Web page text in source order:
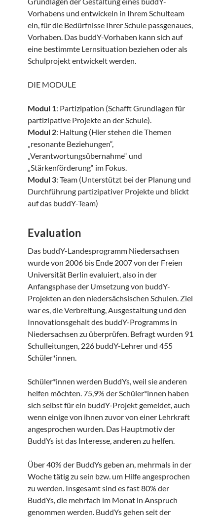
Vorhabens und entwickeln in Ihrem Schulteam
ein, für die Bedürfnisse Ihrer Schule passgenaues,
Vorhaben. Das buddY-Vorhaben kann sich auf
eine bestimmte Lernsituation beziehen oder als
Schulprojekt entwickelt werden.
DIE MODULE
Modul 1: Partizipation (Schafft Grundlagen für
partizipative Projekte an der Schule).
Modul 2: Haltung (Hier stehen die Themen
„resonante Beziehungen“,
„Verantwortungsübernahme“ und
„Stärkenförderung“ im Fokus.
Modul 3: Team (Unterstützt bei der Planung und
Durchführung partizipativer Projekte und blickt
auf das buddY-Team)
Evaluation
Das buddY-Landesprogramm Niedersachsen
wurde von 2006 bis Ende 2007 von der Freien
Universität Berlin evaluiert, also in der
Anfangsphase der Umsetzung von buddY-
Projekten an den niedersächsischen Schulen. Ziel
war es, die Verbreitung, Ausgestaltung und den
Innovationsgehalt des buddY-Programms in
Niedersachsen zu überprüfen. Befragt wurden 91
Schulleitungen, 226 buddY-Lehrer und 455
Schüler*innen.
Schüler*innen werden BuddYs, weil sie anderen
helfen möchten. 75,9% der Schüler*innen haben
sich selbst für ein buddY-Projekt gemeldet, auch
wenn einige von ihnen zuvor von einer Lehrkraft
angesprochen wurden. Das Hauptmotiv der
BuddYs ist das Interesse, anderen zu helfen.
Über 40% der BuddYs geben an, mehrmals in der
Woche tätig zu sein bzw. um Hilfe angesprochen
zu werden. Insgesamt sind es fast 80% der
BuddYs, die mehrfach im Monat in Anspruch
genommen werden. BuddYs gehen seit der